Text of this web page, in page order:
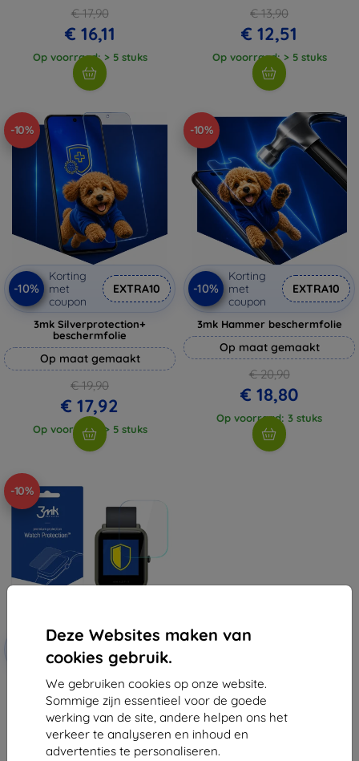
Deze Websites maken van
cookies gebruik.
We gebruiken cookies op onze website.
Sommige zijn essentieel voor de goede
werking van de site, andere helpen ons het
verkeer te analyseren en inhoud en
advertenties te personaliseren.
€ 17,90
€ 16,11
Op voorraad: > 5 stuks
€ 13,90
€ 12,51
Op voorraad: > 5 stuks
-10%
-10%
Korting
met
coupon
EXTRA10
3mk Silverprotection+
beschermfolie
Op maat gemaakt
€ 19,90
€ 17,92
Op voorraad: > 5 stuks
-10%
-10%
Korting
met
coupon
EXTRA10
3mk Hammer beschermfolie
Op maat gemaakt
€ 20,90
€ 18,80
Op voorraad: 3 stuks
-10%
Korting
coupon
EXTRA10
3MK Xiaomi Amazfit BIP A1608 -
3mk Horloge-bescherming ARC
€ 11,89
€ 10,71
Op voorraad: > 5 stuks